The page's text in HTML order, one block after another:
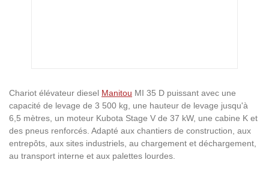
Chariot élévateur diesel Manitou MI 35 D puissant avec une
capacité de levage de 3 500 kg, une hauteur de levage jusqu'à
6,5 mètres, un moteur Kubota Stage V de 37 kW, une cabine K et
des pneus renforcés. Adapté aux chantiers de construction, aux
entrepôts, aux sites industriels, au chargement et déchargement,
au transport interne et aux palettes lourdes.